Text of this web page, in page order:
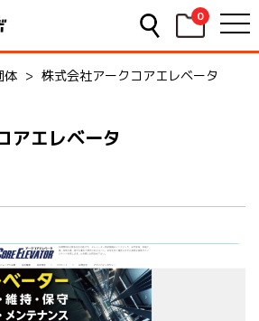
0
体 > 株式会社アークコアエレベータ
アエレベータ